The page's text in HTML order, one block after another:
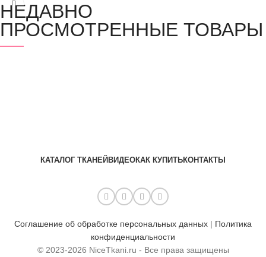
НЕДАВНО
ПРОСМОТРЕННЫЕ ТОВАРЫ
КАТАЛОГ ТКАНЕЙ ВИДЕОКАК КУПИТЬКОНТАКТЫ
Соглашение об обработке персональных данных | Политика
конфиденциальности
© 2023-2026 NiceTkani.ru - Все права защищены